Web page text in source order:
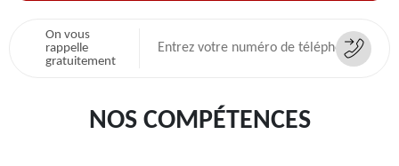
On vous
rappelle
gratuitement
NOS COMPÉTENCES